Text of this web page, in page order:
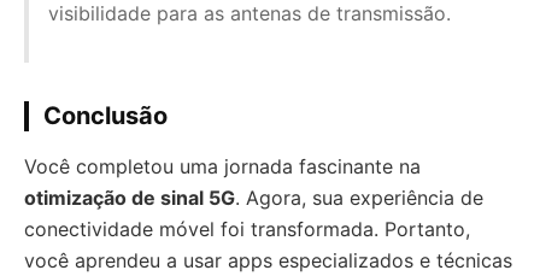
visibilidade para as antenas de transmissão.
Conclusão
Você completou uma jornada fascinante na
otimização de sinal 5G. Agora, sua experiência de
conectividade móvel foi transformada. Portanto,
você aprendeu a usar apps especializados e técnicas